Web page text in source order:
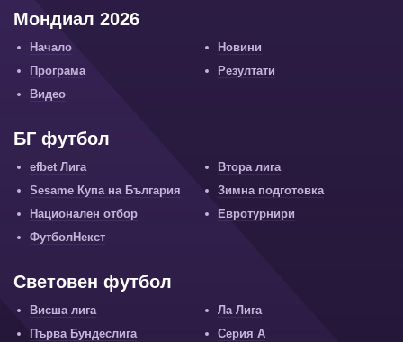
Мондиал 2026
Начало
Новини
Програма
Резултати
Видео
БГ футбол
efbet Лига
Втора лига
Sesame Купа на България
Зимна подготовка
Национален отбор
Евротурнири
ФутболНекст
Световен футбол
Висша лига
Ла Лига
Първа Бундеслига
Серия А